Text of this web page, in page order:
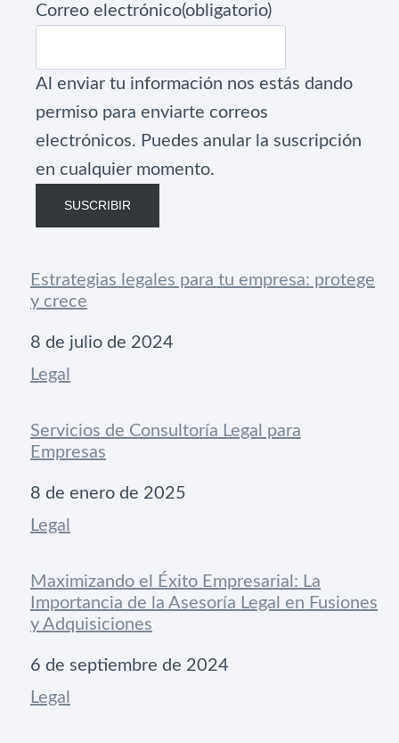
Correo electrónico(obligatorio)
Al enviar tu información nos estás dando
permiso para enviarte correos
electrónicos. Puedes anular la suscripción
en cualquier momento.
SUSCRIBIR
Estrategias legales para tu empresa: protege
y crece
Fecha
8 de julio de 2024
Respecto a
Legal
Servicios de Consultoría Legal para
Empresas
Fecha
8 de enero de 2025
Respecto a
Legal
Maximizando el Éxito Empresarial: La
Importancia de la Asesoría Legal en Fusiones
y Adquisiciones
Fecha
6 de septiembre de 2024
Respecto a
Legal